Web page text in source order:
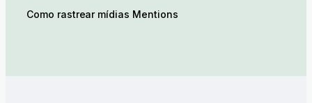
Como rastrear mídias Mentions